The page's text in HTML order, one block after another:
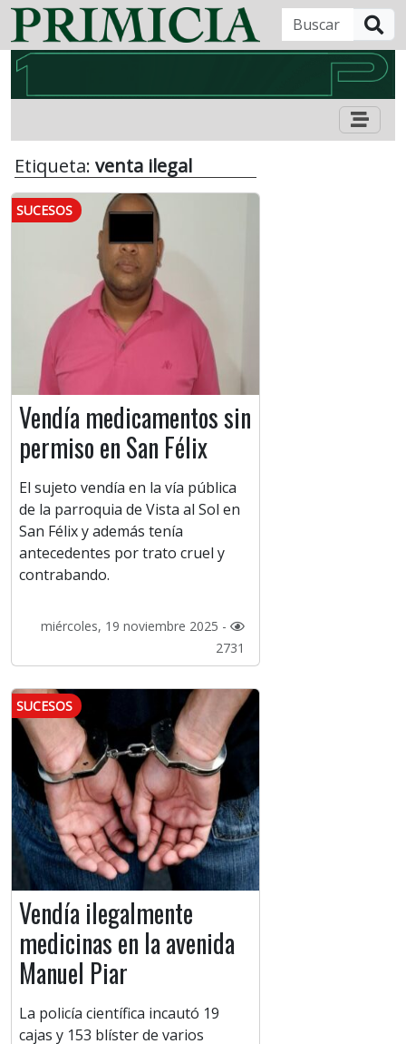
Etiqueta: venta ilegal
SUCESOS
Vendía medicamentos sin
permiso en San Félix
El sujeto vendía en la vía pública
de la parroquia de Vista al Sol en
San Félix y además tenía
antecedentes por trato cruel y
contrabando.
miércoles, 19 noviembre 2025 -
2731
SUCESOS
Vendía ilegalmente
medicinas en la avenida
Manuel Piar
La policía científica incautó 19
cajas y 153 blíster de varios